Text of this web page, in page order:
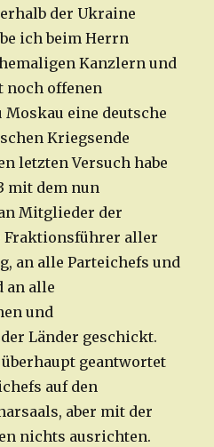
der Ukraine
ich beim Herrn
Kanzlern und
offenen
eine deutsche
Kriegsende
letzten Versuch habe
mit dem nun
Mitglieder der
Fraktionsführer aller
an alle Parteichefs und
an alle
und
Länder geschickt.
geantwortet
auf den
aber mit der
nichts ausrichten.